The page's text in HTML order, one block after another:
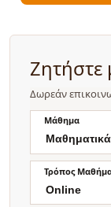
Δωρεάν
Μάθημα
Τρόπος